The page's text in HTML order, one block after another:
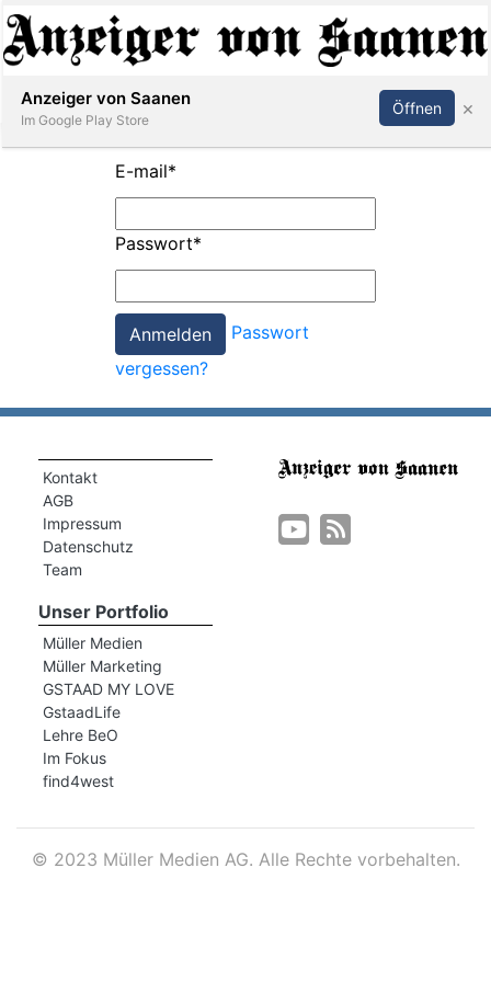
Abonnieren Anmelden
E-mail*
Passwort*
Passwort
vergessen?
Kontakt
AGB
Impressum
Datenschutz
Team
Unser Portfolio
Müller Medien
Müller Marketing
GSTAAD MY LOVE
GstaadLife
Lehre BeO
Im Fokus
find4west
© 2023 Müller Medien AG. Alle Rechte vorbehalten.
Anzeiger von Saanen
Im Google Play Store
Öffnen ×